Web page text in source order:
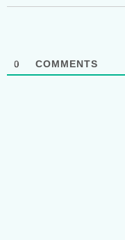
0 COMMENTS